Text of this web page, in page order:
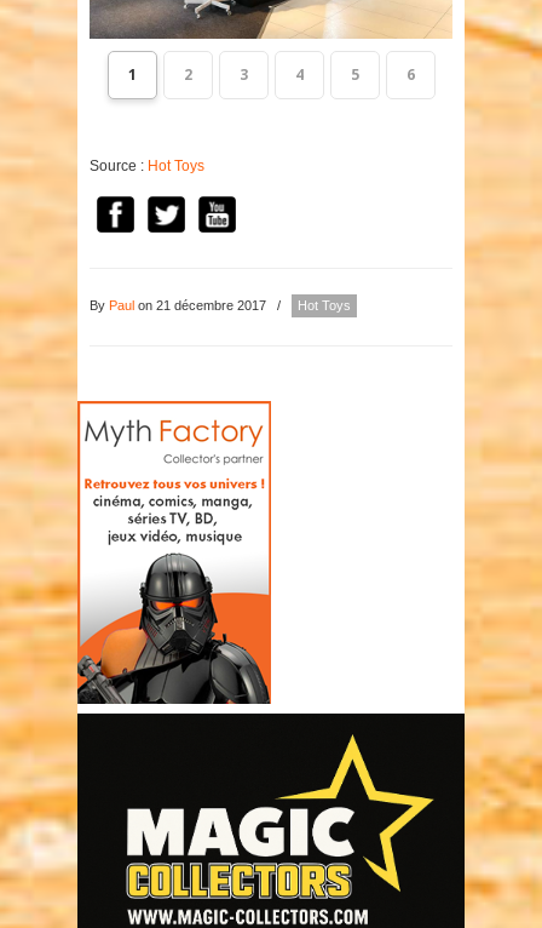
1 2 3 4 5 6
Source : Hot Toys
By Paul on 21 décembre 2017 / Hot Toys